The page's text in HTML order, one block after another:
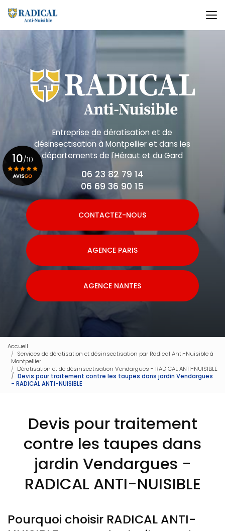
au
contenu
principal
Entreprise de dératisation et de
désinsectisationà Montpellier et dans les
départements de l'Héraut et du Gard
06 23 82 79 14
06 69 36 90 15
CONTACTEZ-NOUS
AGENCE PARIS
AGENCE NANTES
10/10
Voir le certificat
Accueil
Services de dératisation et désinsectisation par Radical Anti-Nuisible à
Montpellier
Dératisation et de désinsectisation Vendargues - RADICAL ANTI-NUISIBLE
Devis pour traitement contre les taupes dans jardin Vendargues
- RADICAL ANTI-NUISIBLE
Devis pour traitement
contre les taupes dans
jardin Vendargues -
RADICAL ANTI-NUISIBLE
Pourquoi choisir RADICAL ANTI-